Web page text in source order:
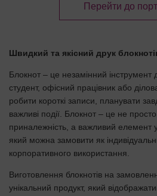
Перейти до
Швидкий та якісний друк
Блокнот – це незамінний інструмент
студент, офісний працівник або
робити короткі записи, планувати
важливі події. Блокнот – це не
приналежність, а важливий елемент
який можна замовити як
корпоративного використання.
Виготовлення блокнотів на
унікальний продукт, який